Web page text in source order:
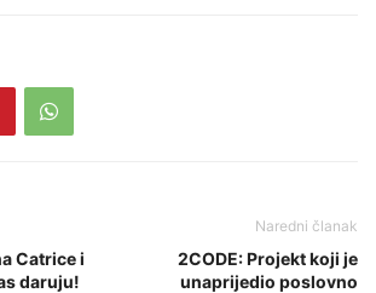
Catrice i
daruju!
Naredni članak
2CODE: Projekt koji je
unaprijedio poslovno